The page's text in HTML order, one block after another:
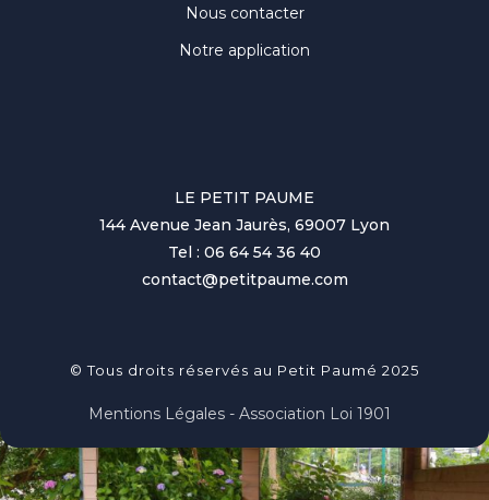
Nous contacter
Notre application
LE PETIT PAUME
144 Avenue Jean Jaurès, 69007 Lyon
Tel : 06 64 54 36 40
contact@petitpaume.com
© Tous droits réservés au Petit Paumé 2025
Mentions Légales - Association Loi 1901